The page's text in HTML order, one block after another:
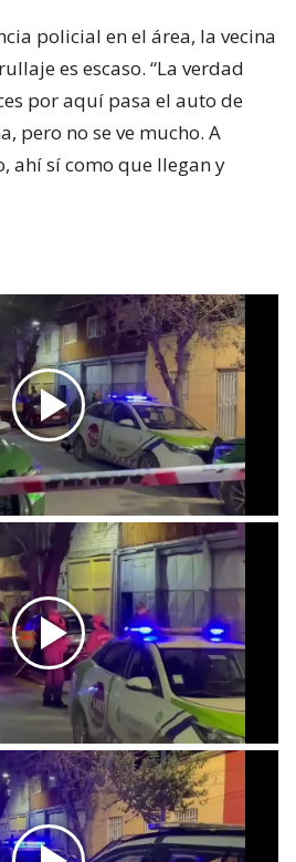
policial en el área, la vecina
es escaso. “La verdad
por aquí pasa el auto de
pero no se ve mucho. A
ahí sí como que llegan y